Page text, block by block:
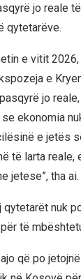
jo reale
qytetarëve.
e vitit
e
jo
ekonomia
e jetës
të larta
jetese”, tha ai.
nuk
të
që po